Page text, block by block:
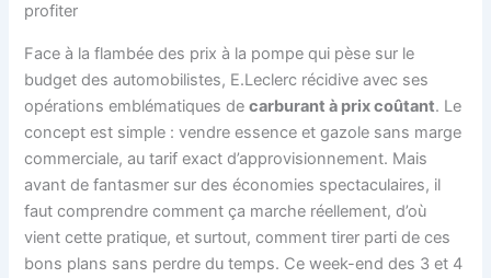
profiter
Face à la flambée des prix à la pompe qui pèse sur le
budget des automobilistes, E.Leclerc récidive avec ses
opérations emblématiques decarburant à prix coûtant. Le
concept est simple : vendre essence et gazole sans marge
commerciale, au tarif exact d’approvisionnement. Mais
avant de fantasmer sur des économies spectaculaires, il
faut comprendre comment ça marche réellement, d’où
vient cette pratique, et surtout, comment tirer parti de ces
bons plans sans perdre du temps. Ce week-end des 3 et 4